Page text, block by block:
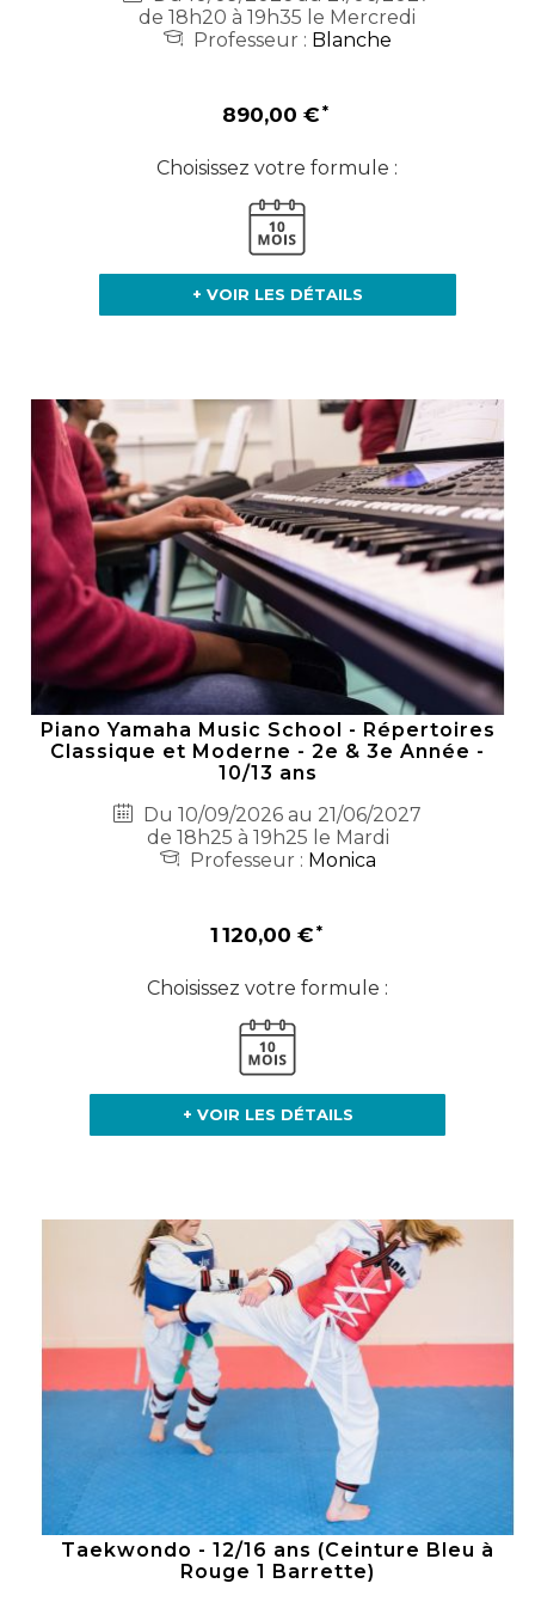
de 18h20 à 19h35 le Mercredi
Professeur : Blanche
890,00 €
Choisissez votre formule :
+ VOIR LES DÉTAILS
Piano Yamaha Music School - Répertoires
Classique et Moderne - 2e & 3e Année -
10/13 ans
Du 10/09/2026 au 21/06/2027
de 18h25 à 19h25 le Mardi
Professeur : Monica
1 120,00 €
Choisissez votre formule :
+ VOIR LES DÉTAILS
Taekwondo - 12/16 ans (Ceinture Bleu à
Rouge 1 Barrette)